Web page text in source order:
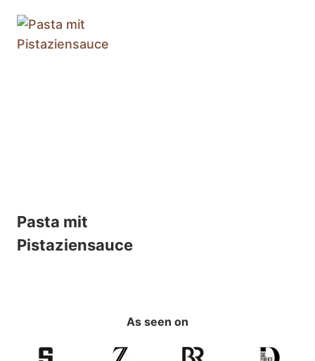
Pasta mit
Pistaziensauce
As seen on